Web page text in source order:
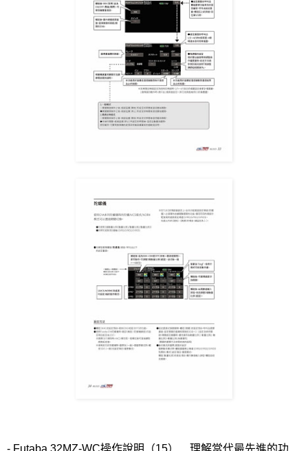
- Futaba 32MZ-WC操作說明（15）…理解當代最先進的功